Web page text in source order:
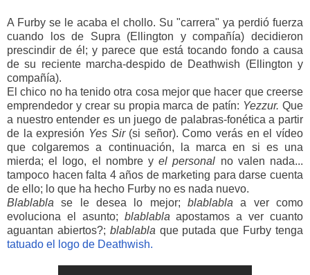
A Furby se le acaba el chollo. Su "carrera" ya perdió fuerza
cuando los de Supra (Ellington y compañía) decidieron
prescindir de él; y parece que está tocando fondo a causa
de su reciente marcha-despido de Deathwish (Ellington y
compañía).
El chico no ha tenido otra cosa mejor que hacer que creerse
emprendedor y crear su propia marca de patín: Yezzur.Que
a nuestro entender es un juego de palabras-fonética a partir
de la expresión Yes Sir (si señor). Como verás en el vídeo
que colgaremos a continuación, la marca en si es una
mierda; el logo, el nombre yel personal no valen nada...
tampoco hacen falta 4 años de marketing para darse cuenta
de ello; lo que ha hecho Furby no es nada nuevo.
Blablabla se le desea lo mejor; blablablaa ver como
evoluciona el asunto; blablablaapostamos a ver cuanto
aguantan abiertos?; blablabla que putada que Furby tenga
tatuado el logo de Deathwish.